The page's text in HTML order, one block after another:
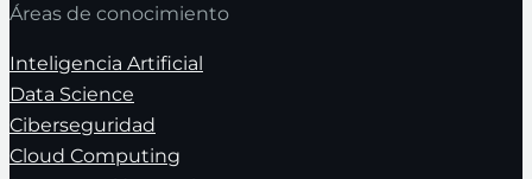
Áreas de conocimiento
Inteligencia Artificial
Data Science
Ciberseguridad
Cloud Computing